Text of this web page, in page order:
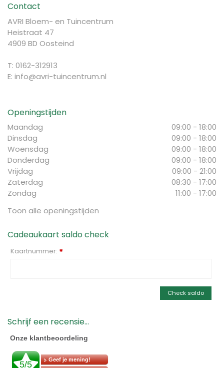
Contact
AVRI Bloem- en Tuincentrum
Heistraat 47
4909 BD Oosteind
T: 0162-312913
E: info@avri-tuincentrum.nl
Openingstijden
Maandag
09:00 - 18:00
Dinsdag
09:00 - 18:00
Woensdag
09:00 - 18:00
Donderdag
09:00 - 18:00
Vrijdag
09:00 - 21:00
Zaterdag
08:30 - 17:00
Zondag
11:00 - 17:00
Toon alle openingstijden
Cadeaukaart saldo check
Kaartnummer: *
Check saldo
Schrijf een recensie...